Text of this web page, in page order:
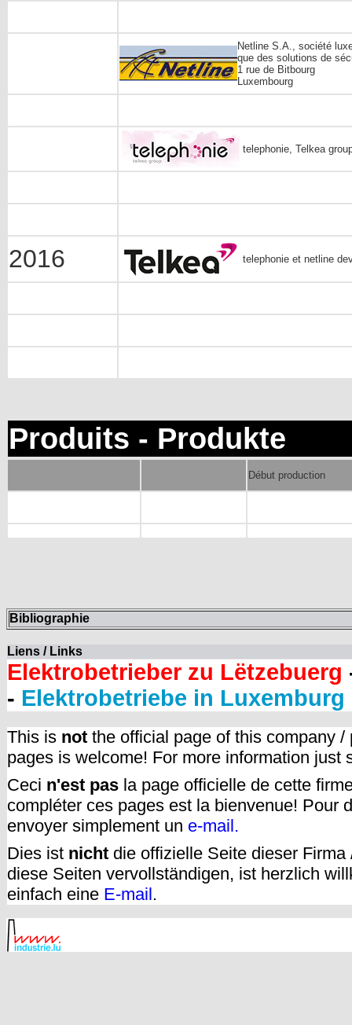
Netline S.A., société
que des solutions de
1 rue de Bitbourg
Luxembourg
telephonie, Telkea
2016 telephonie et netline
Produits - Produkte
Début production
Bibliographie
Liens / Links
Elektrobetrieber zu Lëtzebuerg
- Elektrobetriebe in Luxemburg
This is not the official page of this company
pages is welcome! For more information just
Ceci n'est pas la page officielle de cette
compléter ces pages est la bienvenue! Pour
envoyer simplement un e-mail.
Dies ist nicht die offizielle Seite dieser
diese Seiten vervollständigen, ist herzlich
einfach eine E-mail.